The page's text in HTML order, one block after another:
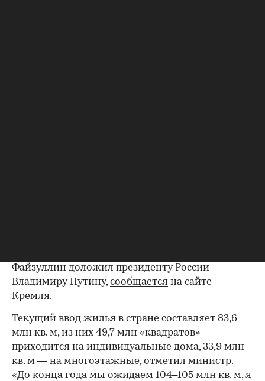
Файзуллин доложил президенту России
Владимиру Путину,сообщается на сайте
Кремля.
Текущий ввод жилья в стране составляет 83,6
млн кв. м, из них 49,7 млн «квадратов»
приходится на индивидуальные дома, 33,9 млн
кв. м — на многоэтажные, отметил министр.
«До конца года мы ожидаем 104–105 млн кв. м, я